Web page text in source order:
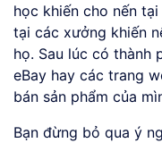
học khiến cho nến
tại các xưởng khiến
họ. Sau lúc có thành
eBay hay các trang
bán sản phẩm của
Bạn đừng bỏ qua ý